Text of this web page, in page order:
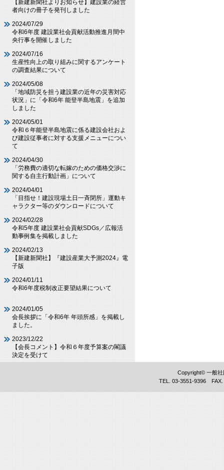
【新建新聞社よりお知らせ】建設業の経営
者向けの冊子を発刊しました
2024/07/29
令和6年度 建設業社会貢献活動推進月間中
央行事を開催しました
2024/07/16
生産性向上の取り組みに関するアンケート
の調査結果について
2024/05/08
「地域防災を担う建設業の近年の災害対応
状況」に「令和6年 能登半島地震」を追加
しました
2024/05/01
令和６年能登半島地震に係る建設会社およ
び建設従事者に対する支援メニューについ
て
2024/04/30
「労務費の適切な転嫁のための価格交渉に
関する自主行動計画」について
2024/04/01
「目指せ！建設現場土日一斉閉所」運動キ
ャラクター等のダウンロードについて
2024/02/28
令和5年度 建設業社会貢献SDGs／広報活
動事例集を掲載しました
2024/02/13
【新建新聞社】『建設産業大予測2024』電
子版
2024/01/11
令和6年度税制改正要望結果について
2024/01/05
会長挨拶に「令和6年 年頭所感」を掲載し
ました。
2023/12/22
【会長コメント】令和６年度予算案の閣議
決定を受けて
Copyright© 一般
TEL. 03-3551-9396